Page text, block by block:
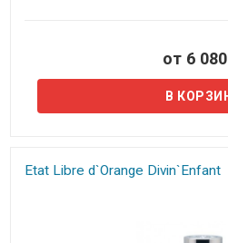
от 6 080
Etat Libre d`Orange Divin`Enfant